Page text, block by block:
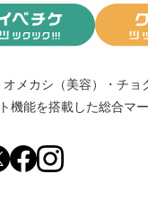
オメカシ（美容） ・ チョ
機能を搭載した総合マ